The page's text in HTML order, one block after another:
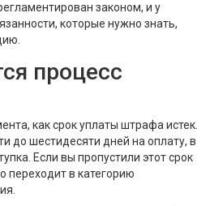
законом, и у
которые нужно знать,
процесс
как срок уплаты штрафа истек.
до шестидесяти дней на оплату, в
Если вы пропустили этот срок
переходит в категорию